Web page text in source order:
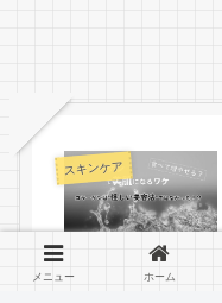
スキンケア
メニュー ホーム